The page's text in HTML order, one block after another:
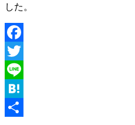
した。
Facebook
Twitter
Line
Hatena